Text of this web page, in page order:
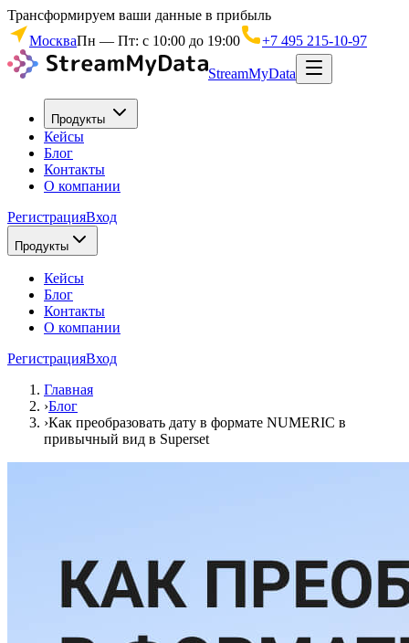
Трансформируем ваши данные в прибыль
МоскваПн — Пт: с 10:00 до 19:00 +7 495 215-10-97
StreamMyData
Продукты
Кейсы
Блог
Контакты
О компании
РегистрацияВход
Продукты
Кейсы
Блог
Контакты
О компании
РегистрацияВход
Главная
›Блог
›Как преобразовать дату в формате NUMERIC в
привычный вид в Superset